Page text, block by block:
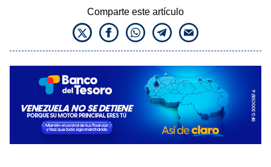
Comparte este artículo